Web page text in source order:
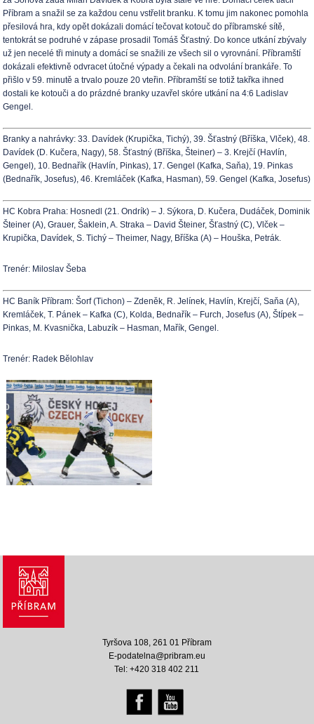
Příbram a snažil se za každou cenu vstřelit branku. K tomu jim nakonec pomohla
přesilová hra, kdy opět dokázali domácí tečovat kotouč do příbramské sítě,
tentokrát se podruhé v zápase prosadil Tomáš Šťastný. Do konce utkání zbývaly
už jen necelé tři minuty a domácí se snažili ze všech sil o vyrovnání. Příbramští
dokázali efektivně odvracet útočné výpady a čekali na odvolání brankáře. To
přišlo v 59. minutě a trvalo pouze 20 vteřin. Příbramští se totiž takřka ihned
dostali ke kotouči a do prázdné branky uzavřel skóre utkání na 4:6 Ladislav
Gengel.
Branky a nahrávky: 33. Davídek (Krupička, Tichý), 39. Šťastný (Bříška, Vlček), 48.
Davídek (D. Kučera, Nagy), 58. Šťastný (Bříška, Šteiner) – 3. Krejčí (Havlín,
Gengel), 10. Bednařík (Havlín, Pinkas), 17. Gengel (Kafka, Saňa), 19. Pinkas
(Bednařík, Josefus), 46. Kremláček (Kafka, Hasman), 59. Gengel (Kafka, Josefus)
HC Kobra Praha: Hosnedl (21. Ondrík) – J. Sýkora, D. Kučera, Dudáček, Dominik
Šteiner (A), Grauer, Šaklein, A. Straka – David Šteiner, Šťastný (C), Vlček –
Krupička, Davídek, S. Tichý – Theimer, Nagy, Bříška (A) – Houška, Petrák.
Trenér: Miloslav Šeba
HC Baník Příbram: Šorf (Tichon) – Zdeněk, R. Jelínek, Havlín, Krejčí, Saňa (A),
Kremláček, T. Pánek – Kafka (C), Kolda, Bednařík – Furch, Josefus (A), Štípek –
Pinkas, M. Kvasnička, Labuzík – Hasman, Mařík, Gengel.
Trenér: Radek Bělohlav
Tyršova 108, 261 01 Příbram
E-podatelna@pribram.eu
Tel: +420 318 402 211